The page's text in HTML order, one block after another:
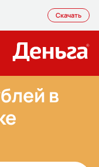
Скачать
в